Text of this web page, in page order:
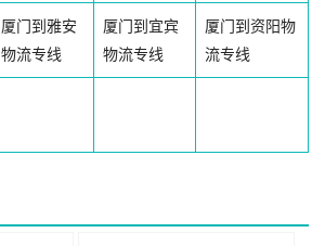
厦门到雅安
物流专线
厦门到宜宾
物流专线
厦门到资阳物
流专线